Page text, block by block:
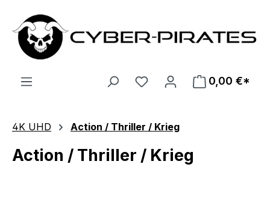
Zum Hauptinhalt springen
0,00 €*
4K UHD Action / Thriller / Krieg
Action / Thriller / Krieg